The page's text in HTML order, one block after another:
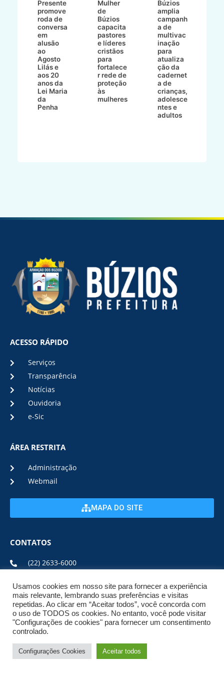
Presente
promove
roda de
conversa
em
alusão
ao
Agosto
Lilás e
aos 20
anos da
Lei Maria
da
Penha
Mulher
de
Búzios
capacita
pastores
e líderes
cristãos
para
fortalece
r rede de
proteção
às
mulheres
Búzios
amplia
campanh
a de
multivac
inação
para
atualiza
ção da
cadernet
a de
crianças,
adolesce
ntes e
adultos
ACESSO RÁPIDO
Serviços
Transparência
Notícias
Ouvidoria
e-Sic
ÁREA RESTRITA
Administração
Webmail
MAPA DO SITE
CONTATOS
(22) 2633-6000
ENDEREÇO E HORÁRIO
ESTRADA DA USINA, Nº 600 CENTRO, CEP: 28950-000
DE SEGUNDA A SEXTA DE 08:00 ÀS 17:00
© 2026 NPI BRASIL. TODOS OS DIREITOS
Usamos cookies em nosso site para fornecer a experiência
mais relevante, lembrando suas preferências e visitas
repetidas. Ao clicar em “Aceitar todos”, você concorda com
o uso de TODOS os cookies. No entanto, você pode visitar
"Configurações de cookies" para fornecer um consentimento
controlado.
Configurações Cookies Aceitar todos